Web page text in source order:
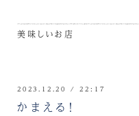
美味しいお店
2023.12.20 / 22:17
かまえる！